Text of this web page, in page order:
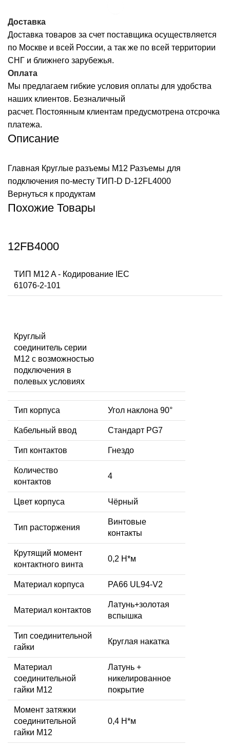
Доставка
Доставка товаров за счет поставщика осуществляется
по Москве и всей России, а так же по всей территории
СНГ и ближнего зарубежья.
Оплата
Мы предлагаем гибкие условия оплаты для удобства
наших клиентов. Безналичный
расчет. Постоянным клиентам предусмотрена отсрочка
платежа.
Описание
Главная Круглые разъемы M12 Разъемы для
подключения по-месту ТИП-D D-12FL4000
Вернуться к продуктам
Похожие Товары
12FB4000
ТИП M12 A - Кодирование IEC
61076-2-101
Круглый
соединитель серии
M12 с возможностью
подключения в
полевых условиях
Тип корпуса Угол наклона 90°
Кабельный ввод Стандарт PG7
Тип контактов Гнездо
Количество
контактов
4
Цвет корпуса Чёрный
Тип расторжения
Винтовые
контакты
Крутящий момент
контактного винта
0,2 Н*м
Материал корпуса PA66 UL94-V2
Материал контактов
Латунь+золотая
вспышка
Тип соединительной
гайки
Круглая накатка
Материал
соединительной
гайки M12
Латунь +
никелированное
покрытие
Момент затяжки
соединительной
гайки M12
0,4 Н*м